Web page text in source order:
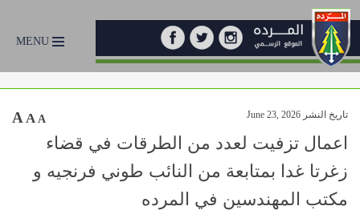
MENU
تاريخ النشر June 23, 2026 A A A
اعمال تزفيت لعدد من الطرقات في قضاء
زغرتا غدا بمتابعة من النائب طوني فرنجيه و
مكتب المهندسين في المرده